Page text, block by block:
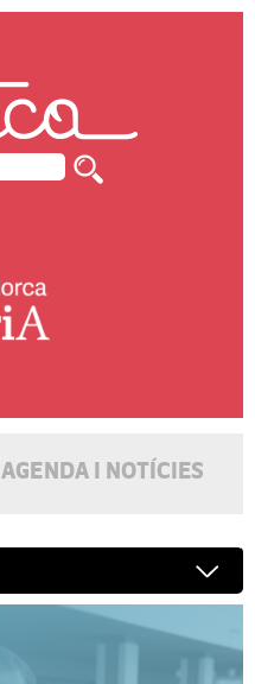
AGENDA I NOTÍCIES